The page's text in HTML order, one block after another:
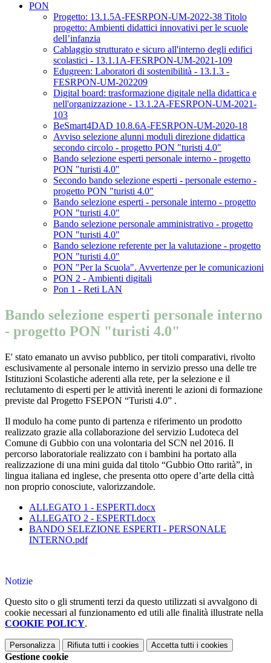
PON
Progetto: 13.1.5A-FESRPON-UM-2022-38 Titolo
progetto: Ambienti didattici innovativi per le scuole
dell’infanzia
Cablaggio strutturato e sicuro all'interno degli edifici
scolastici - 13.1.1A-FESRPON-UM-2021-109
Edugreen: Laboratori di sostenibilità - 13.1.3 -
FESRPON-UM-202209
Digital board: trasformazione digitale nella didattica e
nell'organizzazione - 13.1.2A-FESRPON-UM-2021-
103
BeSmart4DAD 10.8.6A-FESRPON-UM-2020-18
Avviso selezione alunni moduli direzione didattica
secondo circolo - progetto PON "turisti 4.0"
Bando selezione esperti personale interno - progetto
PON "turisti 4.0"
Secondo bando selezione esperti - personale esterno -
progetto PON "turisti 4.0"
Bando selezione esperti - personale interno - progetto
PON "turisti 4.0"
Bando selezione personale amministrativo - progetto
PON "turisti 4.0"
Bando selezione referente per la valutazione - progetto
PON "turisti 4.0"
PON "Per la Scuola". Avvertenze per le comunicazioni
PON 2 - Ambienti digitali
Pon 1 - Reti LAN
Bando selezione esperti personale interno
- progetto PON "turisti 4.0"
E' stato emanato un avviso pubblico, per titoli comparativi, rivolto
esclusivamente al personale interno in servizio presso una delle tre
Istituzioni Scolastiche aderenti alla rete, per la selezione e il
reclutamento di esperti per le attività inerenti le azioni di formazione
previste dal Progetto FSEPON “Turisti 4.0” .
Il modulo ha come punto di partenza e riferimento un prodotto
realizzato grazie alla collaborazione del servizio Ludoteca del
Comune di Gubbio con una volontaria del SCN nel 2016. Il
percorso laboratoriale realizzato con i bambini ha portato alla
realizzazione di una mini guida dal titolo “Gubbio Otto rarità”, in
lingua italiana ed inglese, che presenta otto opere d’arte della città
non proprio conosciute, valorizzandole.
ALLEGATO 1 - ESPERTI.docx
ALLEGATO 2 - ESPERTI.docx
BANDO SELEZIONE ESPERTI - PERSONALE
INTERNO.pdf
Notizie
Questo sito o gli strumenti terzi da questo utilizzati si avvalgono di
cookie necessari al funzionamento ed utili alle finalità illustrate nella
COOKIE POLICY.
Personalizza Rifiuta tutti i cookies Accetta tutti i cookies
Gestione cookie